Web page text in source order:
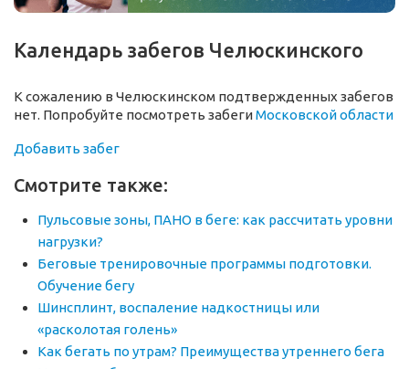
Календарь забегов Челюскинского
К сожалению в Челюскинском подтвержденных забегов
нет. Попробуйте посмотреть забегиМосковской области
Добавить забег
Смотрите также:
Пульсовые зоны, ПАНО в беге: как рассчитать уровни
нагрузки?
Беговые тренировочные программы подготовки.
Обучение бегу
Шинсплинт, воспаление надкостницы или
«расколотая голень»
Как бегать по утрам? Преимущества утреннего бега